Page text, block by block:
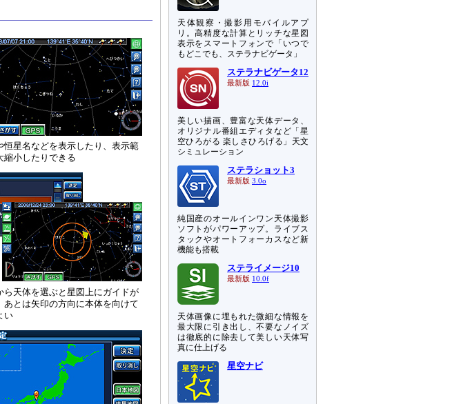
恒星名などを表示したり、表示範
縮小したりできる
ら天体を選ぶと星図上にガイドが
あとは矢印の方向に本体を向けて
い
天体観察・撮影用モバイルアプ
リ。高精度な計算とリッチな星図
表示をスマートフォンで「いつで
もどこでも、ステラナビゲータ」
ステラナビゲータ12
最新版 12.0i
美しい描画、豊富な天体データ、
オリジナル番組エディタなど「星
空ひろがる 楽しさひろげる」天文
シミュレーション
ステラショット3
最新版 3.0o
純国産のオールインワン天体撮影
ソフトがパワーアップ。ライブス
タックやオートフォーカスなど新
機能も搭載
ステライメージ10
最新版 10.0f
天体画像に埋もれた微細な情報を
最大限に引き出し、不要なノイズ
は徹底的に除去して美しい天体写
真に仕上げる
星空ナビ